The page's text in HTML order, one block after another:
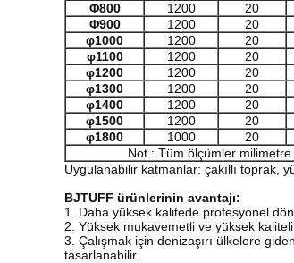
Φ800 1200 20
Φ900 1200 20
φ1000 1200 20
φ1100 1200 20
φ1200
1200 20
φ1300 1200 20
φ1400 1200 20
φ1500 1200 20
φ1800 1000 20
Not : Tüm ölçümler milimetre
Uygulanabilir katmanlar: çakıllı toprak,
BJTUFF ürünlerinin avantajı:
1. Daha yüksek kalitede profesyonel
2. Yüksek mukavemetli ve yüksek
3. Çalışmak için denizaşırı ülkelere
tasarlanabilir.